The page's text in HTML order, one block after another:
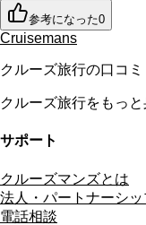
参考になった0
Cruisemans
クルーズ旅行の口コミ
クルーズ旅行をもっと
サポート
クルーズマンズとは
法人・パートナーシッ
電話相談